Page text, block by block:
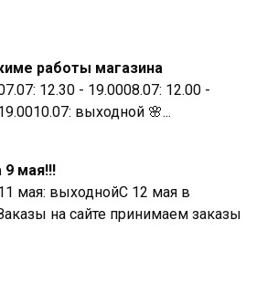
работы магазина
12.30 - 19.0008.07: 12.00 -
выходной 🌸...
9 мая!!!
мая: выходнойС 12 мая в
на сайте принимаем заказы